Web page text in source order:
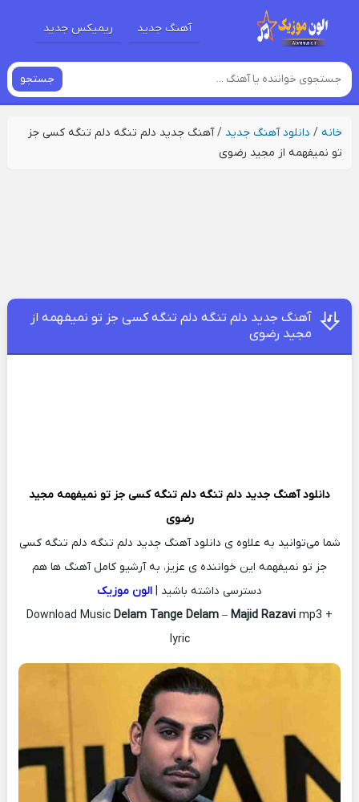
آهنگ جدید ریمیکس جدید
جستجو
خانه/ دانلود آهنگ جدید /آهنگ جدید دلم تنگه دلم تنگه کسی جز
تو نمیفهمه از مجید رضوی
آهنگ جدید دلم تنگه دلم تنگه کسی جز تو نمیفهمه از
مجید رضوی
دانلود آهنگ جدید دلم تنگه دلم تنگه کسی جز تو نمیفهمه مجید
رضوی
شما می‌توانید به علاوه ی دانلود آهنگ جدید دلم تنگه دلم تنگه کسی
جز تو نمیفهمه این خواننده ی عزیز، به آرشیو کامل آهنگ ها هم
دسترسی داشته باشید | الون موزیک
Download Music Delam Tange Delam – Majid Razavi mp3 +
lyric